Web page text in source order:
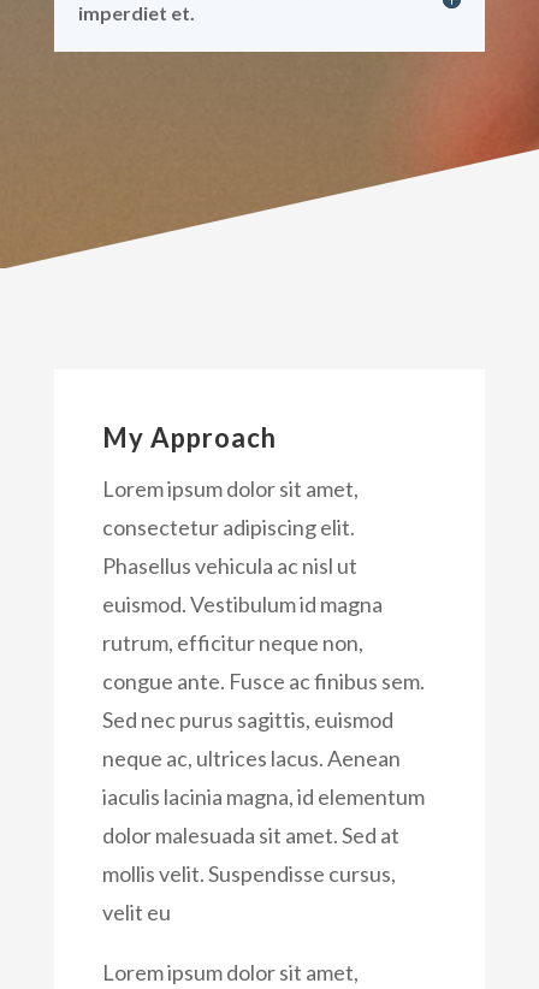
imperdiet et.
My Approach
Lorem ipsum dolor sit amet,
consectetur adipiscing elit.
Phasellus vehicula ac nisl ut
euismod. Vestibulum id magna
rutrum, efficitur neque non,
congue ante. Fusce ac finibus sem.
Sed nec purus sagittis, euismod
neque ac, ultrices lacus. Aenean
iaculis lacinia magna, id elementum
dolor malesuada sit amet. Sed at
mollis velit. Suspendisse cursus,
velit eu
Lorem ipsum dolor sit amet,